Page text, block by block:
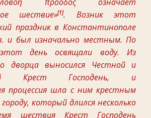
шествие»[1]. Возник этот
праздник в Константинополе
и был изначально местным. По
день освящали воду. Из
дворца выносился Честной и
Крест Господень, и
процессия шла с ним крестным
который длился несколько
шествия Крест Господень